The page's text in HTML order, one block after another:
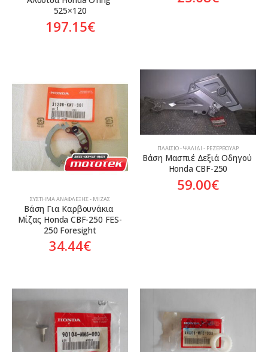
525×120
197.15€
ΣΎΣΤΗΜΑ ΑΝΆΦΛΕΞΗΣ - ΜΊΖΑΣ
Βάση Για Καρβουνάκια
Μίζας Honda CBF-250 FES-
250 Foresight
34.44€
ΠΛΑΊΣΙΟ - ΨΑΛΊΔΙ - ΡΕΖΕΡΒΟΥΆΡ
Βάση Μασπιέ Δεξιά Οδηγού
Honda CBF-250
59.00€